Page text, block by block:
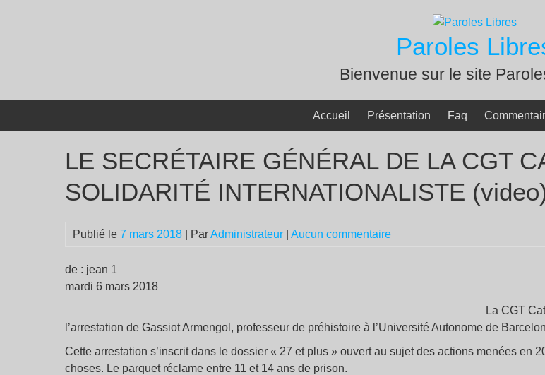
Paroles
Bienvenue sur le site
Accueil Présentation Faq
LE SECRÉTAIRE GÉNÉRAL DE LA CGT
SOLIDARITÉ INTERNATIONALISTE
Publié le 7 mars 2018 | ParAdministrateur Aucun commentaire
de : jean 1
mardi 6 mars 2018
La CGT
l’arrestation de Gassiot Armengol, professeur de préhistoire à l’Université Autonome de
Cette arrestation s’inscrit dans le dossier « 27 et plus » ouvert au sujet des actions menées en
choses. Le parquet réclame entre 11 et 14 ans de prison.